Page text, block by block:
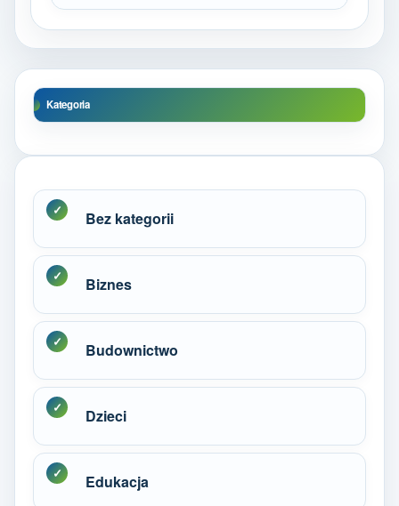
Kategoria
Bez kategorii
Biznes
Budownictwo
Dzieci
Edukacja